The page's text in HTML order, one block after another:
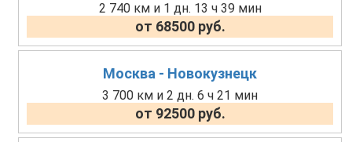
2 740 км и 1 дн. 13 ч 39 мин
от 68500 руб.
Москва - Новокузнецк
3 700 км и 2 дн. 6 ч 21 мин
от 92500 руб.